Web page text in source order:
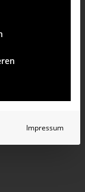
Impressum